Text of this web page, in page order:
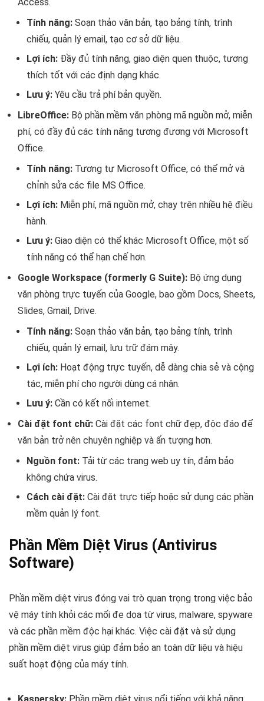
Tính năng: Soạn thảo văn bản, tạo bảng tính, trình
chiếu, quản lý email, tạo cơ sở dữ liệu.
Lợi ích: Đầy đủ tính năng, giao diện quen thuộc, tương
thích tốt với các định dạng khác.
Lưu ý: Yêu cầu trả phí bản quyền.
LibreOffice: Bộ phần mềm văn phòng mã nguồn mở, miễn
phí, có đầy đủ các tính năng tương đương với Microsoft
Office.
Tính năng: Tương tự Microsoft Office, có thể mở và
chỉnh sửa các file MS Office.
Lợi ích: Miễn phí, mã nguồn mở, chạy trên nhiều hệ điều
hành.
Lưu ý: Giao diện có thể khác Microsoft Office, một số
tính năng có thể hạn chế hơn.
Google Workspace (formerly G Suite): Bộ ứng dụng
văn phòng trực tuyến của Google, bao gồm Docs, Sheets,
Slides, Gmail, Drive.
Tính năng: Soạn thảo văn bản, tạo bảng tính, trình
chiếu, quản lý email, lưu trữ đám mây.
Lợi ích: Hoạt động trực tuyến, dễ dàng chia sẻ và cộng
tác, miễn phí cho người dùng cá nhân.
Lưu ý: Cần có kết nối internet.
Cài đặt font chữ: Cài đặt các font chữ đẹp, độc đáo để
văn bản trở nên chuyên nghiệp và ấn tượng hơn.
Nguồn font: Tải từ các trang web uy tín, đảm bảo
không chứa virus.
Cách cài đặt: Cài đặt trực tiếp hoặc sử dụng các phần
mềm quản lý font.
Phần Mềm Diệt Virus (Antivirus
Software)
Phần mềm diệt virus đóng vai trò quan trọng trong việc bảo
vệ máy tính khỏi các mối đe dọa từ virus, malware, spyware
và các phần mềm độc hại khác. Việc cài đặt và sử dụng
phần mềm diệt virus giúp đảm bảo an toàn dữ liệu và hiệu
suất hoạt động của máy tính.